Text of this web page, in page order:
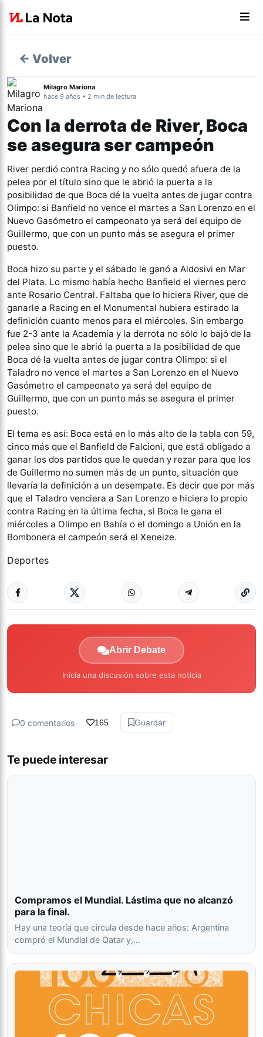
← Volver
Milagro Mariona
hace 9 años • 2 min de lectura
Con la derrota de River, Boca
se asegura ser campeón
River perdió contra Racing y no sólo quedó afuera de la
pelea por el título sino que le abrió la puerta a la
posibilidad de que Boca dé la vuelta antes de jugar contra
Olimpo: si Banfield no vence el martes a San Lorenzo en el
Nuevo Gasómetro el campeonato ya será del equipo de
Guillermo, que con un punto más se asegura el primer
puesto.
Boca hizo su parte y el sábado le ganó a Aldosivi en Mar
del Plata. Lo mismo había hecho Banfield el viernes pero
ante Rosario Central. Faltaba que lo hiciera River, que de
ganarle a Racing en el Monumental hubiera estirado la
definición cuanto menos para el miércoles. Sin embargo
fue 2-3 ante la Academia y la derrota no sólo lo bajó de la
pelea sino que le abrió la puerta a la posibilidad de que
Boca dé la vuelta antes de jugar contra Olimpo: si el
Taladro no vence el martes a San Lorenzo en el Nuevo
Gasómetro el campeonato ya será del equipo de
Guillermo, que con un punto más se asegura el primer
puesto.
El tema es así: Boca está en lo más alto de la tabla con 59,
cinco más que el Banfield de Falcioni, que está obligado a
ganar los dos partidos que le quedan y rezar para que los
de Guillermo no sumen más de un punto, situación que
llevaría la definición a un desempate. Es decir que por más
que el Taladro venciera a San Lorenzo e hiciera lo propio
contra Racing en la última fecha, si Boca le gana el
miércoles a Olimpo en Bahía o el domingo a Unión en la
Bombonera el campeón será el Xeneize.
Deportes
Abrir Debate
Inicia una discusión sobre esta noticia
0 comentarios 165 Guardar
Te puede interesar
Compramos el Mundial. Lástima que no alcanzó
para la final.
Hay una teoría que circula desde hace años: Argentina
compró el Mundial de Qatar y,…